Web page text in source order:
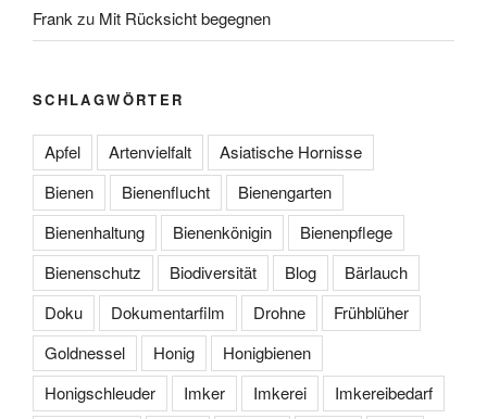
Frankzu Mit Rücksicht begegnen
SCHLAGWÖRTER
Apfel Artenvielfalt
Asiatische Hornisse
Bienen
Bienenflucht
Bienengarten
Bienenhaltung
Bienenkönigin
Bienenpflege
Bienenschutz
Biodiversität Blog
Bärlauch
Doku
Dokumentarfilm Drohne
Frühblüher
Goldnessel
Honig
Honigbienen
Honigschleuder
Imker Imkerei
Imkereibedarf